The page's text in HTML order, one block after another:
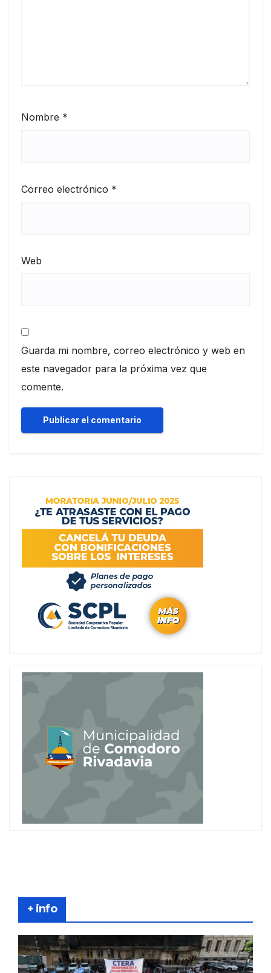
Nombre *
Correo electrónico *
Web
Guarda mi nombre, correo electrónico y web en
este navegador para la próxima vez que
comente.
+ info